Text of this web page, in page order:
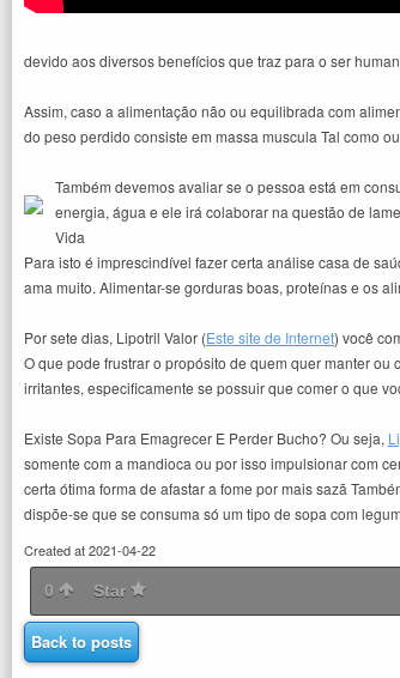
devido aos diversos benefícios que traz para o ser
Assim, caso a alimentação não ou equilibrada com
do peso perdido consiste em massa muscula Tal como
Também devemos avaliar se o pessoa está em
energia, água e ele irá colaborar na questão de
Vida
Para isto é imprescindível fazer certa análise casa de
ama muito. Alimentar-se gorduras boas, proteínas e os
Por sete dias, Lipotril Valor (Este site de Internet) você
O que pode frustrar o propósito de quem quer manter
irritantes, especificamente se possuir que comer o que
Existe Sopa Para Emagrecer E Perder Bucho? Ou seja,
somente com a mandioca ou por isso impulsionar com
certa ótima forma de afastar a fome por mais sazã
dispõe-se que se consuma só um tipo de sopa com
Created at 2021-04-22
0 Star
Back to posts